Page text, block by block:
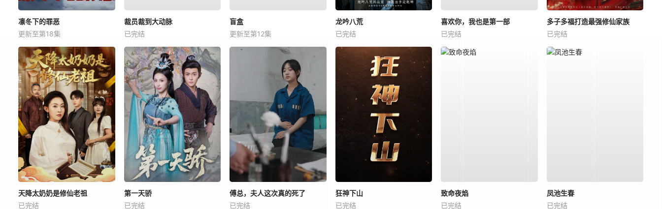
凛冬下的罪恶
更新至第18集
裁员裁到大动脉
已完结
盲盒
更新至第12集
龙吟八荒
已完结
喜欢你，我也是第一部
已完结
多子多福打造最强修仙家族
已完结
天降太奶奶是修仙老祖
已完结
第一天骄
已完结
傅总，夫人这次真的死了
已完结
狂神下山
已完结
致命夜焰
已完结
凤池生春
已完结